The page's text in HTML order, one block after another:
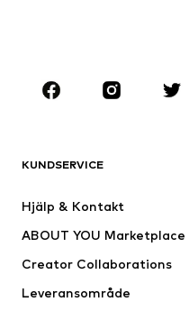
Premium
Nytt
Underkläder
Kappor
KUNDSERVICE
Hjälp & Kontakt
ABOUT YOU Marketplace
Creator Collaborations
Leveransområde